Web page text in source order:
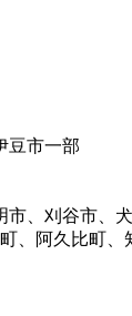
豆市一部
、刈谷市、
、阿久比町